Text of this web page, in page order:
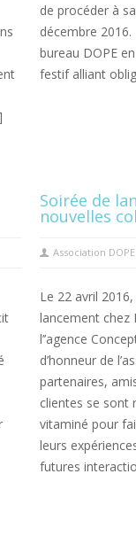
de procéder à
décembre 2016.
bureau DOPE
festif alliant
Soirée de
nouvelles
Association DOPE
Le 22 avril
lancement chez
l’’agence
d’honneur de
partenaires,
clientes se sont
vitaminé pour
leurs
futures